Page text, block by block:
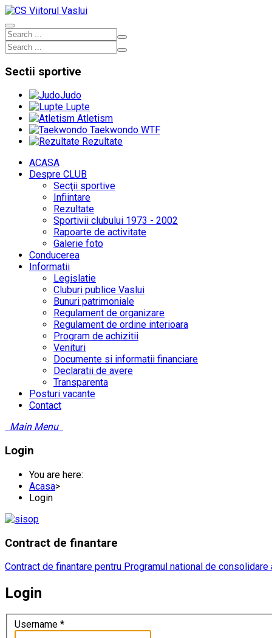
Sectii sportive
Judo
Lupte
Atletism
Taekwondo WTF
Rezultate
ACASA
Despre CLUB
Secţii sportive
Infiintare
Rezultate
Sportivii clubului 1973 - 2002
Rapoarte de activitate
Galerie foto
Conducerea
Informatii
Legislatie
Cluburi publice Vaslui
Bunuri patrimoniale
Regulament de organizare
Regulament de ordine interioara
Program de achizitii
Venituri
Documente si informatii financiare
Declaratii de avere
Transparenta
Posturi vacante
Contact
Main Menu
Login
You are here:
Acasa>
Login
Contract de finantare
Contract de finantare pentru Programul national de
Login
Username *